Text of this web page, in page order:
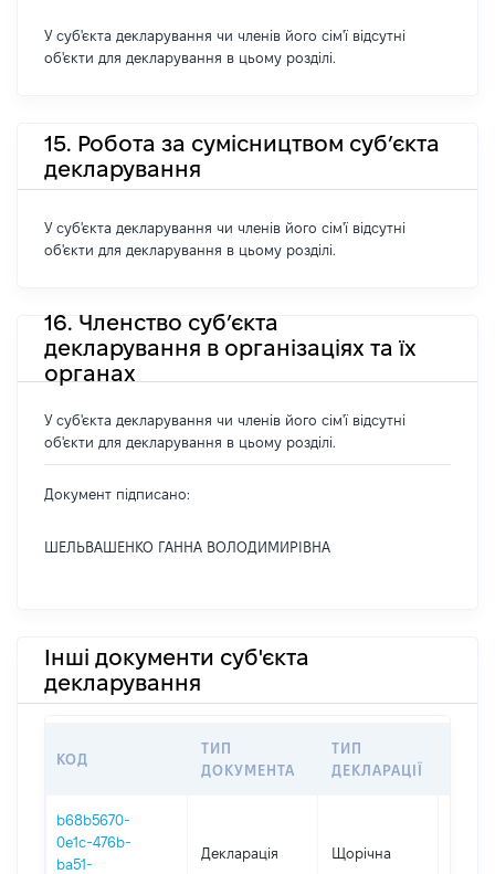
У суб'єкта декларування чи членів його сім'ї відсутні
об'єкти для декларування в цьому розділі.
15. Робота за сумісництвом суб’єкта
декларування
У суб'єкта декларування чи членів його сім'ї відсутні
об'єкти для декларування в цьому розділі.
16. Членство суб’єкта
декларування в організаціях та їх
органах
У суб'єкта декларування чи членів його сім'ї відсутні
об'єкти для декларування в цьому розділі.
Документ підписано:
ШЕЛЬВАШЕНКО ГАННА ВОЛОДИМИРІВНА
Інші документи суб'єкта
декларування
КОД
ТИП
ДОКУМЕНТА
ТИП
ДЕКЛАРАЦІЇ
b68b5670-
0e1c-476b-
ba51-
Декларація Щорічна